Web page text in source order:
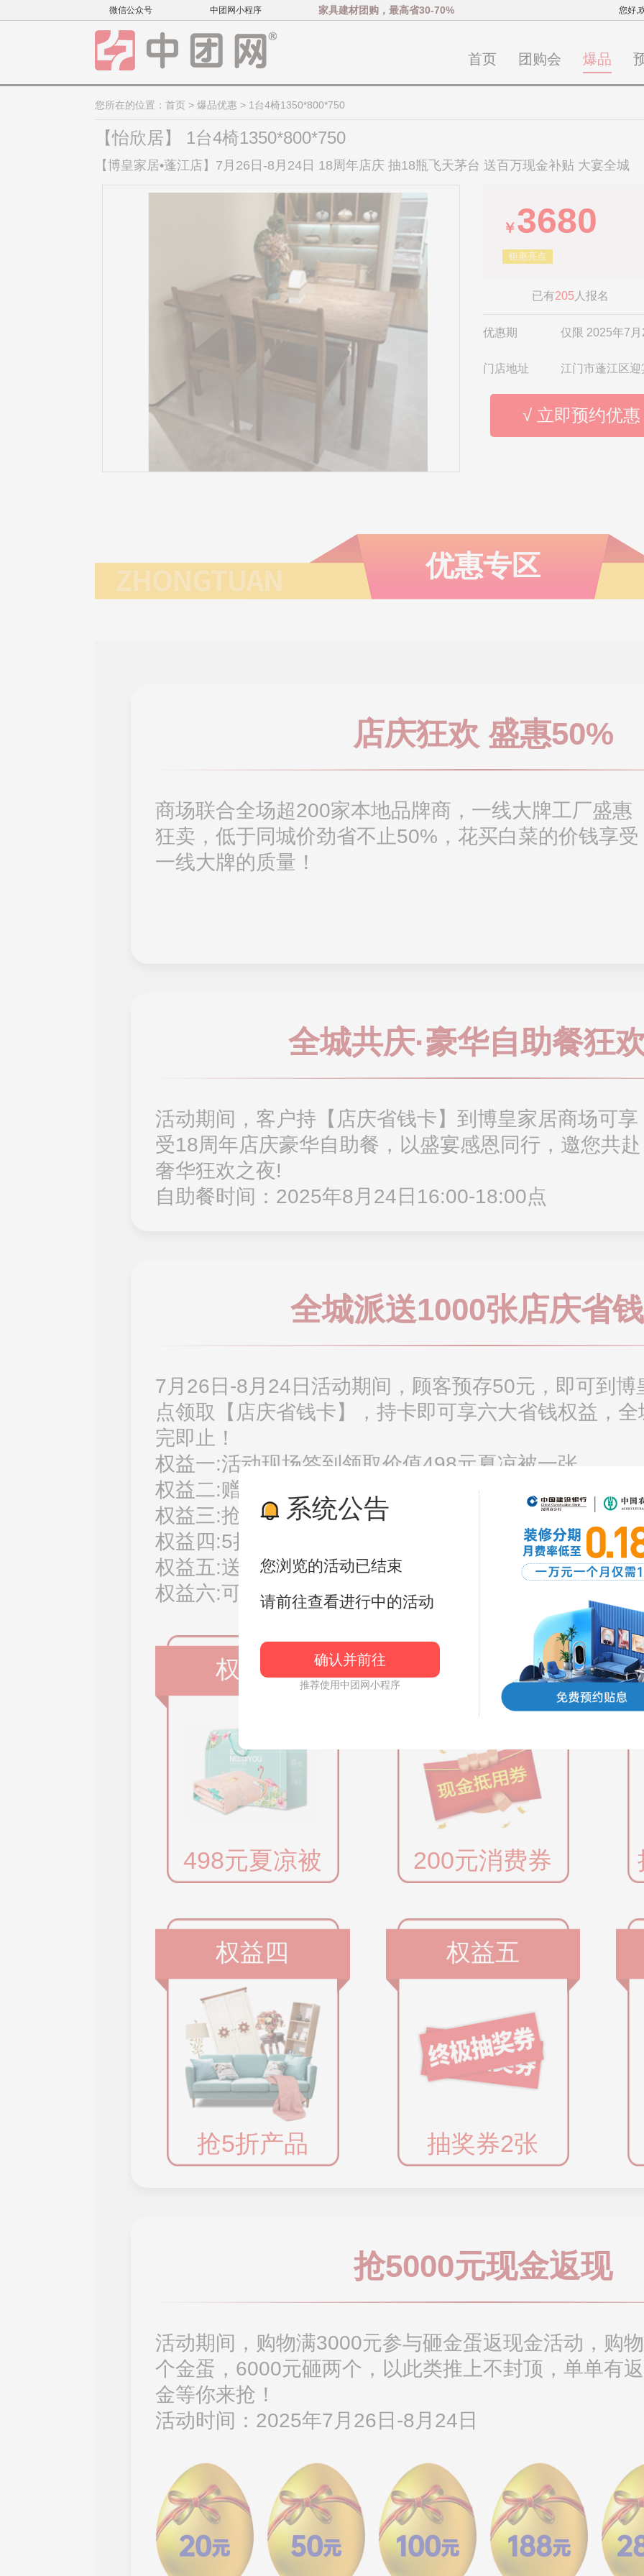
微信公众号 中团网小程序 家具建材团购，最高省30-70% 您好,
首页 团购会 爆品
您所在的位置： 首页 > 爆品优惠 > 1台4椅1350*800*750
【怡欣居】 1台4椅1350*800*750
【博皇家居•蓬江店】7月26日-8月24日 18周年店庆 抽18瓶飞天茅台 送百万现金补贴 大宴全城
￥3680
钜惠亮点
已有205 人报名
优惠期 仅限 2025年7
门店地址 江门市蓬江区
√ 立即预约优惠
优惠专区
店庆狂欢 盛惠50%
商场联合全场超200家本地品牌商，一线大牌工厂盛惠
狂卖，低于同城价劲省不止50%，花买白菜的价钱享受
一线大牌的质量！
全城共庆·豪华自助餐狂
活动期间，客户持【店庆省钱卡】到博皇家居商场可享
受18周年店庆豪华自助餐，以盛宴感恩同行，邀您共赴
奢华狂欢之夜!
自助餐时间：2025年8月24日16:00-18:00点
全城派送1000张店庆省
7月26日-8月24日活动期间，顾客预存50元，即可到博
点领取【店庆省钱卡】，持卡即可享六大省钱权益，
完即止！
权益一:活动现场签到领取价值498元夏凉被一张
权益二:赠送200元无门槛现金通用消费券
权益三:抢5000元现金返现
权益四:5折产品抢购特权
权益五:送飞天茅台、现金等抽奖券2张
权益六:可享受全家8月24日自助餐狂欢夜活动
权益一
498元夏凉被
权益二
200元消费券
权益四
抢5折产品
权益五
抽奖券2张
抢5000元现金返现
活动期间，购物满3000元参与砸金蛋返现金活动，购
个金蛋，6000元砸两个，以此类推上不封顶，单单有
金等你来抢！
活动时间：2025年7月26日-8月24日
20元 50元 100元 188元
系统公告
您浏览的活动已结束
请前往查看进行中的活动
确认并前往
推荐使用中团网小程序